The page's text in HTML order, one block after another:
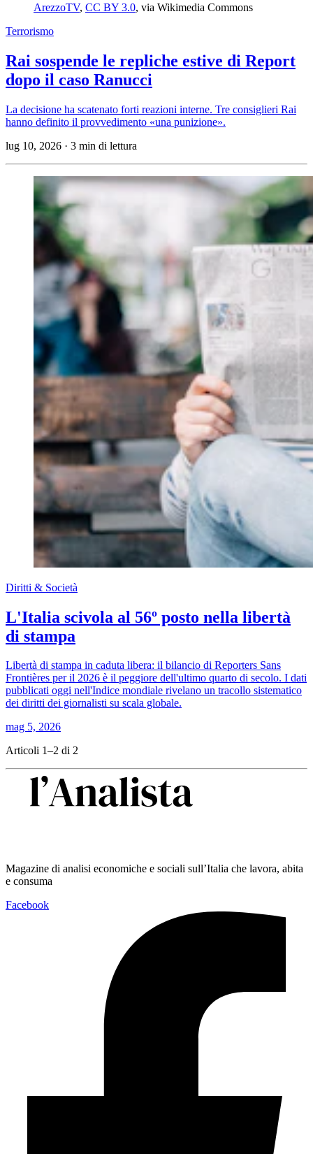
ArezzoTV, CC BY 3.0, via Wikimedia Commons
Terrorismo
Rai sospende le repliche estive di Report
dopo il caso Ranucci
La decisione ha scatenato forti reazioni interne. Tre consiglieri Rai
hanno definito il provvedimento «una punizione».
lug 10, 2026 · 3 min di lettura
Diritti & Società
L'Italia scivola al 56º posto nella libertà
di stampa
Libertà di stampa in caduta libera: il bilancio di Reporters Sans
Frontières per il 2026 è il peggiore dell'ultimo quarto di secolo. I dati
pubblicati oggi nell'Indice mondiale rivelano un tracollo sistematico
dei diritti dei giornalisti su scala globale.
mag 5, 2026
Articoli 1–2 di 2
Magazine di analisi economiche e sociali sull’Italia che lavora, abita
e consuma
Facebook